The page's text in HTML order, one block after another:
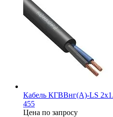
Кабель КГВВнг(А)-LS
455
Цена по запросу